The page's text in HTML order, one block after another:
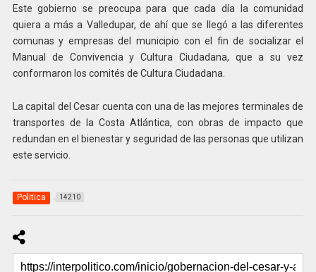
Este gobierno se preocupa para que cada día la comunidad
quiera a más a Valledupar, de ahí que se llegó a las diferentes
comunas y empresas del municipio con el fin de socializar el
Manual de Convivencia y Cultura Ciudadana, que a su vez
conformaron los comités de Cultura Ciudadana.
La capital del Cesar cuenta con una de las mejores terminales de
transportes de la Costa Atlántica, con obras de impacto que
redundan en el bienestar y seguridad de las personas que utilizan
este servicio.
Politica 14210